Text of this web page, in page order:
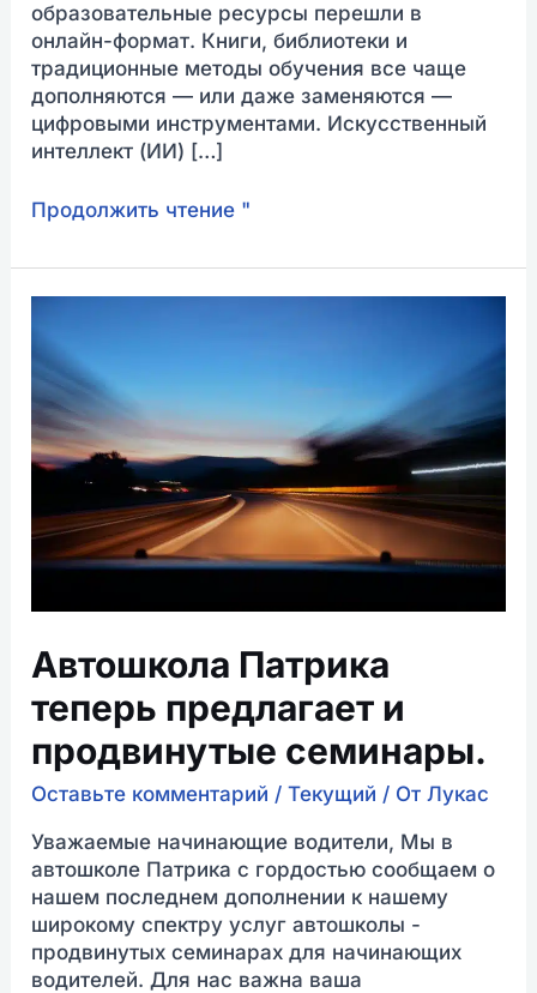
образовательные ресурсы перешли в
онлайн-формат. Книги, библиотеки и
традиционные методы обучения все чаще
дополняются — или даже заменяются —
цифровыми инструментами. Искусственный
интеллект (ИИ) […]
Продолжить чтение "
Автошкола Патрика
теперь предлагает и
продвинутые семинары.
Оставьте комментарий /Текущий / ОтЛукас
Уважаемые начинающие водители, Мы в
автошколе Патрика с гордостью сообщаем о
нашем последнем дополнении к нашему
широкому спектру услуг автошколы -
продвинутых семинарах для начинающих
водителей. Для нас важна ваша
теперь
предлагает
и
продвинутые
семинары.